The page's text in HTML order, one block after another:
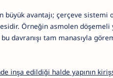
büyük avantajı; çerçeve
Örneğin asmolen
davranışı tam manasıyla
inşa edildiği halde yapının